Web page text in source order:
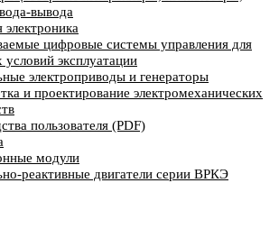
вывода
электроника
цифровые системы управления для
условий эксплуатации
электроприводы и генераторы
и проектирование электромеханических
пользователя (PDF)
модули
реактивные двигатели серии ВРКЭ